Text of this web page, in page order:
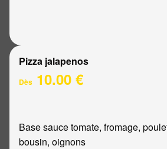
Pizza jalapenos
Dès 10.00 €
Base sauce tomate, fromage,
bousin, oignons